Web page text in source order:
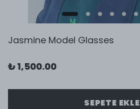
Jasmine Model Glasses
₺ 1,500.00
SEPETE EKLE